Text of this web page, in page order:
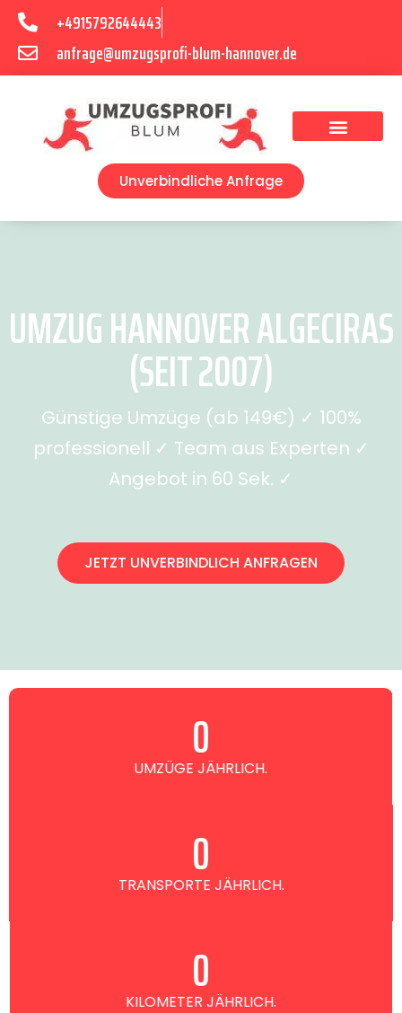
+4915792644443
anfrage@umzugsprofi-blum-hannover.de
Unverbindliche Anfrage
UMZUG HANNOVER ALGECIRAS
(SEIT 2007)
Günstige Umzüge (ab 149€) ✓ 100%
professionell ✓ Team aus Experten ✓
Angebot in 60 Sek. ✓
JETZT UNVERBINDLICH ANFRAGEN
UMZÜGE JÄHRLICH.
0
TRANSPORTE JÄHRLICH.
0
KILOMETER JÄHRLICH.
0